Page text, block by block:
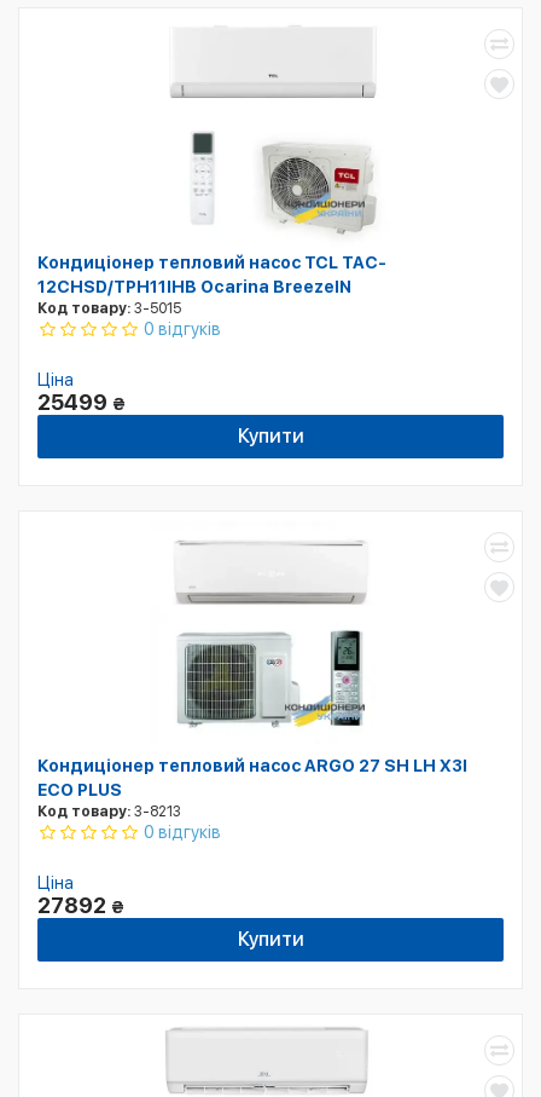
Кондиціонер тепловий насос TCL TAC-
12CHSD/TPH11IHB Ocarina BreezeIN
Код товару: 3-5015
0 відгуків
Ціна
25499 ₴
Купити
Кондиціонер тепловий насос ARGO 27 SH LH X3I
ECO PLUS
Код товару: 3-8213
0 відгуків
Ціна
27892 ₴
Купити